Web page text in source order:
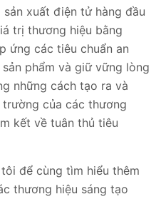
xuất điện tử hàng đầu
trị thương hiệu bằng
ứng các tiêu chuẩn an
phẩm và giữ vững lòng
những cách tạo ra và
của các thương
kết về tuân thủ tiêu
để cùng tìm hiểu thêm
thương hiệu sáng tạo